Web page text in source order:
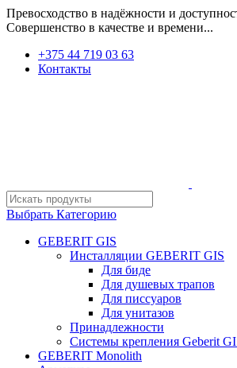
Превосходство в надёжности и
Совершенство в качестве и времени...
+375 44 719 03 63
Контакты
Выбрать Категорию
GEBERIT GIS
Инсталляции GEBERIT GIS
Для биде
Для душевых трапов
Для писсуаров
Для унитазов
Принадлежности
Системы крепления Geberit
GEBERIT Monolith